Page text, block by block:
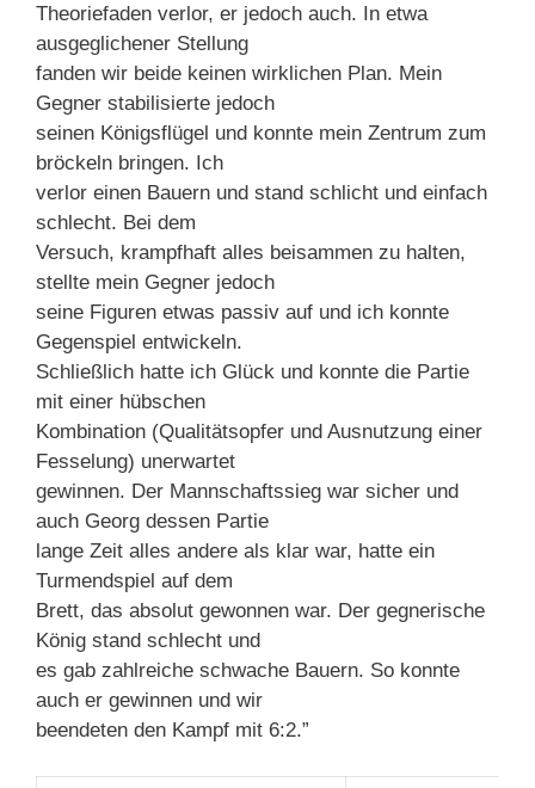
Theoriefaden verlor, er jedoch auch. In etwa
ausgeglichener Stellung
fanden wir beide keinen wirklichen Plan. Mein
Gegner stabilisierte jedoch
seinen Königsflügel und konnte mein Zentrum zum
bröckeln bringen. Ich
verlor einen Bauern und stand schlicht und einfach
schlecht. Bei dem
Versuch, krampfhaft alles beisammen zu halten,
stellte mein Gegner jedoch
seine Figuren etwas passiv auf und ich konnte
Gegenspiel entwickeln.
Schließlich hatte ich Glück und konnte die Partie
mit einer hübschen
Kombination (Qualitätsopfer und Ausnutzung einer
Fesselung) unerwartet
gewinnen. Der Mannschaftssieg war sicher und
auch Georg dessen Partie
lange Zeit alles andere als klar war, hatte ein
Turmendspiel auf dem
Brett, das absolut gewonnen war. Der gegnerische
König stand schlecht und
es gab zahlreiche schwache Bauern. So konnte
auch er gewinnen und wir
beendeten den Kampf mit 6:2.”